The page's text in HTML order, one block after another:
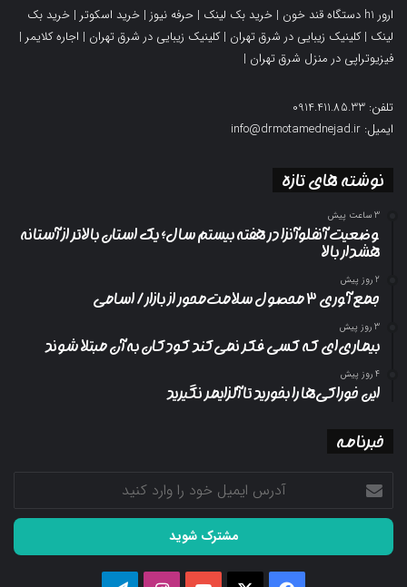
ارور h1 دستگاه قند خون | خرید بک لینک | حرفه نیوز | خرید اسکوتر | خرید بک
لینک |کلینیک زیبایی در شرق تهران |کلینیک زیبایی در شرق تهران | اجاره کلایمر |
فیزیوتراپی در منزل شرق تهران |
تلفن: 0914.411.85.33
ایمیل: info@drmotamednejad.ir
نوشته های تازه
3 ساعت پیش
وضعیت آنفلوآنزا در هفته بیستم سال؛ یک استان بالاتر از آستانه
هشدار بالا
2 روز پیش
جمع آوری ۳ محصول سلامت‌محور از بازار/ اسامی
3 روز پیش
بیماری‌ای که کسی فکر نمی‌کند کودکان به آن مبتلا شوند
4 روز پیش
این خوراکی‌ها را بخورید تا آلزایمر نگیرید
خبرنامه
آدرس
ایمیل
خود
وارد